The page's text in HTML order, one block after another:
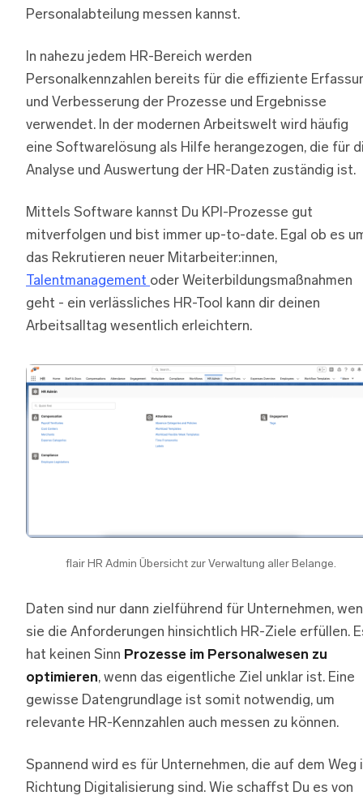
Personalabteilung messen kannst.
In nahezu jedem HR-Bereich werden
Personalkennzahlen bereits für die effiziente
und Verbesserung der Prozesse und Ergebnisse
verwendet. In der modernen Arbeitswelt wird häufig
eine Softwarelösung als Hilfe herangezogen, die für
Analyse und Auswertung der HR-Daten zuständig ist.
Mittels Software kannst Du KPI-Prozesse gut
mitverfolgen und bist immer up-to-date. Egal ob es
das Rekrutieren neuer Mitarbeiter:innen,
Talentmanagement oder Weiterbildungsmaßnahmen
geht - ein verlässliches HR-Tool kann dir deinen
Arbeitsalltag wesentlich erleichtern.
flair HR Admin Übersicht zur Verwaltung aller Belange.
Daten sind nur dann zielführend für Unternehmen,
sie die Anforderungen hinsichtlich HR-Ziele erfüllen.
hat keinen Sinn Prozesse im Personalwesen zu
optimieren, wenn das eigentliche Ziel unklar ist. Eine
gewisse Datengrundlage ist somit notwendig, um
relevante HR-Kennzahlen auch messen zu können.
Spannend wird es für Unternehmen, die auf dem Weg
Richtung Digitalisierung sind. Wie schaffst Du es von